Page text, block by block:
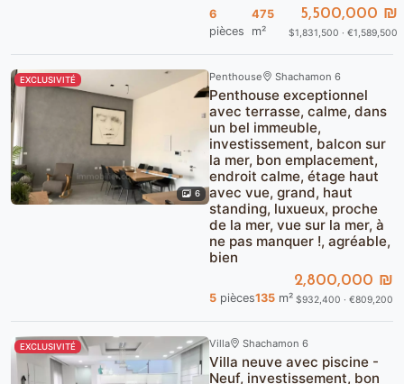
6
pièces
475
m²
5,500,000 ₪
$1,831,500 · €1,589,500
EXCLUSIVITÉ
6
Penthouse Shachamon 6
Penthouse exceptionnel
avec terrasse, calme, dans
un bel immeuble,
investissement, balcon sur
la mer, bon emplacement,
endroit calme, étage haut
avec vue, grand, haut
standing, luxueux, proche
de la mer, vue sur la mer, à
ne pas manquer !, agréable,
bien
5 pièces135 m²
2,800,000 ₪
$932,400 · €809,200
EXCLUSIVITÉ Villa Shachamon 6
Villa neuve avec piscine -
Neuf, investissement, bon